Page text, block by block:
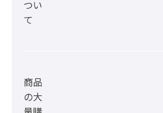
つい
て
商品
の大